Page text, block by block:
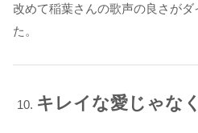
改めて稲葉さんの歌声の良さが
た。
キレイな愛じゃな